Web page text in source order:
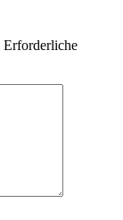
Erforderliche